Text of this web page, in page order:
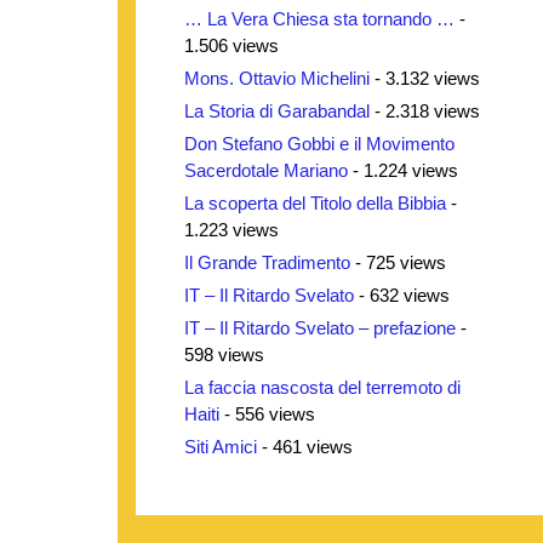
… La Vera Chiesa sta tornando … -
1.506 views
Mons. Ottavio Michelini - 3.132 views
La Storia di Garabandal - 2.318 views
Don Stefano Gobbi e il Movimento
Sacerdotale Mariano - 1.224 views
La scoperta del Titolo della Bibbia -
1.223 views
Il Grande Tradimento - 725 views
IT – Il Ritardo Svelato - 632 views
IT – Il Ritardo Svelato – prefazione -
598 views
La faccia nascosta del terremoto di
Haiti - 556 views
Siti Amici - 461 views